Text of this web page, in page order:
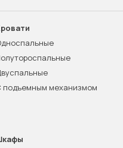
подъемным механизмом